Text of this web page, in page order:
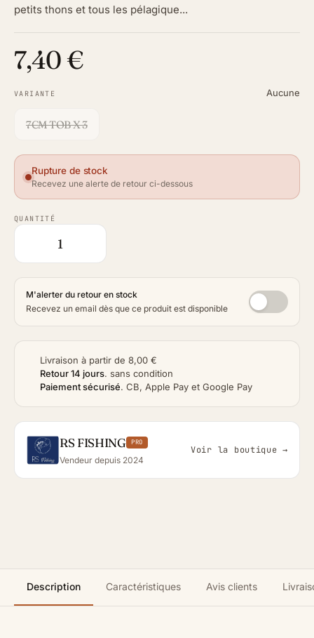
petits thons et tous les pélagique...
7,40 €
VARIANTE Aucune
7CM TOB X 3
Rupture de stock
Recevez une alerte de retour ci-dessous
QUANTITÉ
M'alerter du retour en stock
Recevez un email dès que ce produit est disponible
Livraison à partir de 8,00 €
Retour 14 jours. sans condition
Paiement sécurisé. CB, Apple Pay et Google Pay
RS FISHING PRO
Vendeur depuis 2024
Voir la boutique →
Description Caractéristiques Avis clients